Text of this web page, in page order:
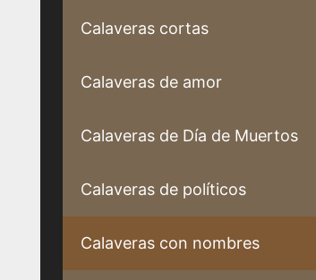
Calaveras cortas
Calaveras de amor
Calaveras de Día de Muertos
Calaveras de políticos
Calaveras con nombres